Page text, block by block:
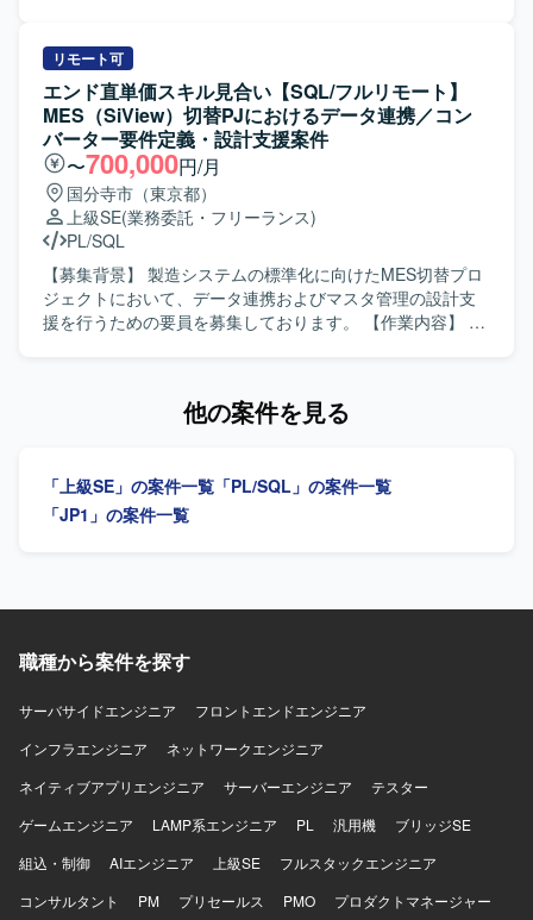
IIS、JP1 等を利用したシステム環境での開発および保守と
なります。
す。あわせて、決済システムの別事業者への移行に伴い、
共通スキーマから個別スキーマを作成する上で必要となる
要件整理や上流設計支援を実施していただきます。データ
抽出業務と決済システム移行に関する業務は別業務として
並行してご対応いただきます。 【求める人物像】 お客様か
らの依頼に対してタイムリーかつ主体的に対応し、上流工
程から設計・開発まで一貫して推進していただける方を求
めています。決済や金融ドメインに関する知見をキャッチ
アップしながら、関係者と連携してタスクを着実に前に進
めていただける方が望ましいです。 【ポジションの魅力】
大手銀行向けの決済システムという重要度の高い領域で、
データ分析基盤とシステム移行の両面に関わることができ
境】 Qlik Senseを用いたデータ抽出・レポート対応、およ
リモート可
エンド直単価スキル見合い【SQL/フルリモート】
MES（SiView）切替PJにおけるデータ連携／コン
バーター要件定義・設計支援案件
〜700,000円/月
国分寺市（東京都）
上級SE(業務委託・フリーランス)
PL/SQL
【募集背景】 製造システムの標準化に向けたMES切替プロ
ジェクトにおいて、データ連携およびマスタ管理の設計支
援を行うための要員を募集しております。 【作業内容】 川
と周辺システム間のデータ連携設計、各種コンバーター
援、システム設計書作成などを行っていただきます。 【求
める人物像】 製造業向けシステムやMES領域に関する知見
て、データ連携やマスタ管理といった中核部分の要件定義
おける上流工程の経験を深めていただけます。 【開発環
境】 IBM系MES「SiView」を中心とした製造システム環境
において、各種コンバーター（IF）、DB設計、データモデ
ル設計、マスタ管理設計などの業務に携わっていただきま
す。
他の案件を見る
「上級SE」の案件一覧 「PL/SQL」の案件一覧
「JP1」の案件一覧
職種から案件を探す
サーバサイドエンジニア
フロントエンドエンジニア
インフラエンジニア
ネットワークエンジニア
ネイティブアプリエンジニア
サーバーエンジニア
テスター
ゲームエンジニア
LAMP系エンジニア PL 汎用機
ブリッジSE
組込・制御
AIエンジニア 上級SE
フルスタックエンジニア
コンサルタント
PM プリセールス PMO
プロダクトマネージャー